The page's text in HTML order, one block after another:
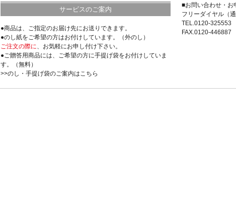
サービスのご案内
●商品は、ご指定のお届け先にお送りできます。
●のし紙をご希望の方はお付けしています。（外のし）
ご注文の際に、お気軽にお申し付け下さい。
●ご贈答用商品には、ご希望の方に手提げ袋をお付けしていま
す。（無料）
>>のし・手提げ袋のご案内はこちら
■お問い合わせ・お
フリーダイヤル（通
TEL.0120-325553
FAX.0120-446887